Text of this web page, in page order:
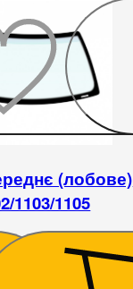
(лобове)
1103/1105